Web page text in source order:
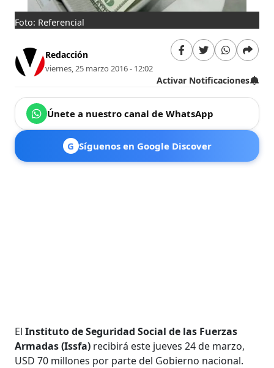
Foto: Referencial
Redacción
viernes, 25 marzo 2016 - 12:02
Activar Notificaciones
Únete a nuestro canal de WhatsApp
G Síguenos en Google Discover
ElInstituto de Seguridad Social de las Fuerzas
Armadas (Issfa) recibirá este jueves 24 de marzo,
USD 70 millones por parte del Gobierno nacional.